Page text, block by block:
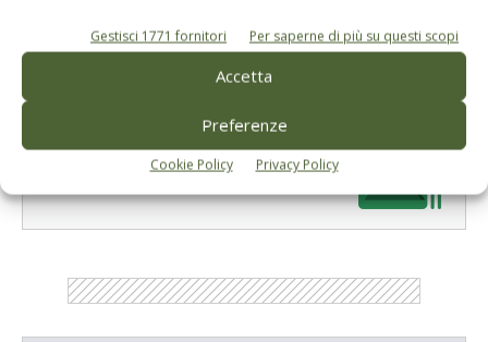
Gestisci 1771 fornitori Per saperne di più su questi scopi
Accetta
Preferenze
Cookie Policy Privacy Policy
Tecniche, prodotti e servizi dalle aziende